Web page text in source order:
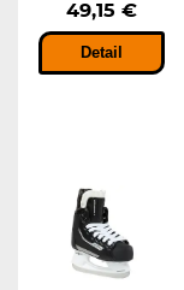
49,15 €
Detail